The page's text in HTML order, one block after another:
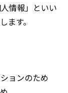
情報」といい
ます。
ョンのため